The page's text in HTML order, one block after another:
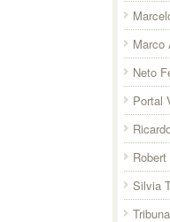
Marco
Neto
Portal
Silvia